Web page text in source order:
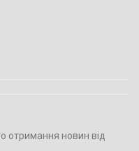
отримання новин від